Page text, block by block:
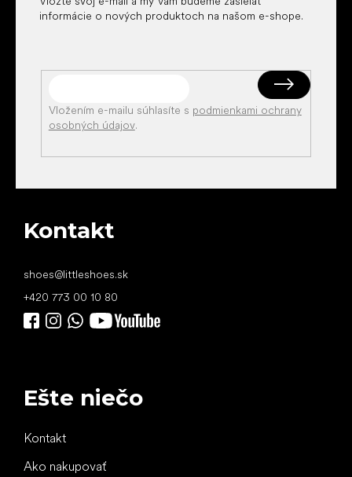
informácie o nových produktoch na našom e-shope.
Vložením e-mailu súhlasíte s podmienkami ochrany
osobných údajov.
Kontakt
shoes@littleshoes.sk
+420 773 00 10 80
Ešte niečo
Kontakt
Ako nakupovať